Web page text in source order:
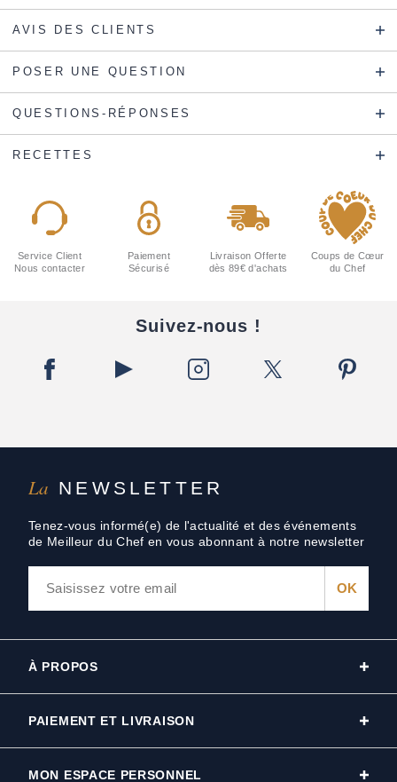
AVIS DES CLIENTS
POSER UNE QUESTION
QUESTIONS-RÉPONSES
RECETTES
La NEWSLETTER
Tenez-vous informé(e) de l'actualité et des événements
de Meilleur du Chef en vous abonnant à notre newsletter
Service Client
Nous contacter
Paiement
Sécurisé
Livraison Offerte
dès 89€ d'achats
Coups de Cœur
du Chef
Suivez-nous !
À PROPOS
PAIEMENT ET LIVRAISON
MON ESPACE PERSONNEL